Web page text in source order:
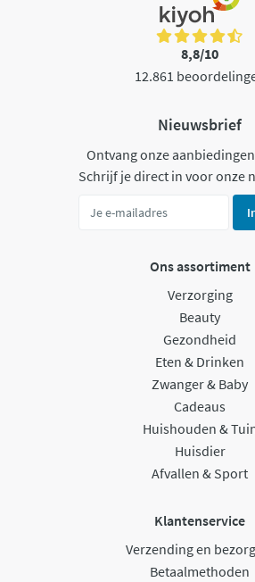
8,8/10
12.861
Nieuwsbrief
Ontvang onze
Schrijf je direct in voor onze
Ons assortiment
Verzorging
Beauty
Gezondheid
Eten & Drinken
Zwanger & Baby
Cadeaus
Huishouden &
Huisdier
Afvallen & Sport
Klantenservice
Verzending en
Betaalmethoden